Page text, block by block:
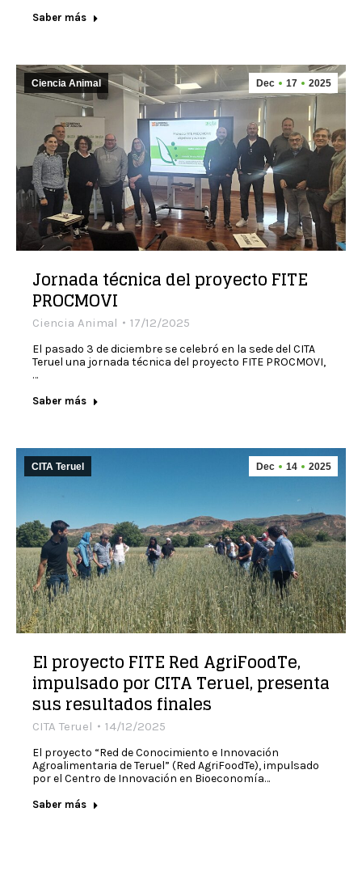
Saber más
Dec 17 2025
Ciencia Animal
Jornada técnica del proyecto FITE
PROCMOVI
Ciencia Animal 17/12/2025
El pasado 3 de diciembre se celebró en la sede del CITA
Teruel una jornada técnica del proyecto FITE PROCMOVI,
…
Saber más
Dec 14 2025
CITA Teruel
El proyecto FITE Red AgriFoodTe,
impulsado por CITA Teruel, presenta
sus resultados finales
CITA Teruel 14/12/2025
El proyecto “Red de Conocimiento e Innovación
Agroalimentaria de Teruel” (Red AgriFoodTe), impulsado
por el Centro de Innovación en Bioeconomía…
Saber más